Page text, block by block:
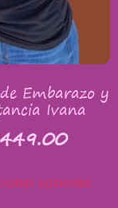
Embarazo y
Ivana
449.00
opciones